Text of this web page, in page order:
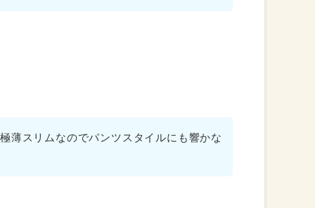
薄スリムなのでパンツスタイルにも響かな